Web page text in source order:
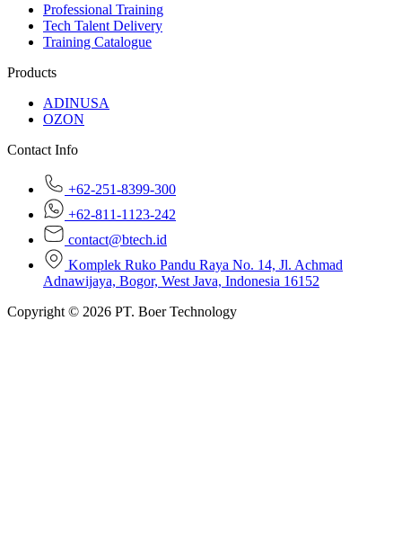
Professional Training
Tech Talent Delivery
Training Catalogue
Products
ADINUSA
OZON
Contact Info
+62-251-8399-300
+62-811-1123-242
contact@btech.id
Komplek Ruko Pandu Raya No. 14, Jl. Achmad
Adnawijaya, Bogor, West Java, Indonesia 16152
Copyright © 2026 PT. Boer Technology